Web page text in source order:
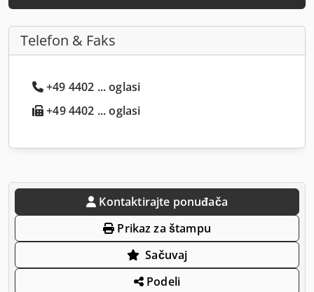
Telefon & Faks
+49 4402 ... oglasi
+49 4402 ... oglasi
Kontaktirajte ponuđača
Prikaz za štampu
Sačuvaj
Podeli